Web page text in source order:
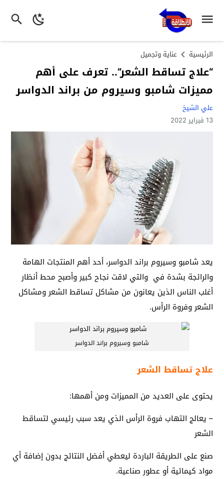
الرئيسية عناية وتجميل
“علاج تساقط الشعر”.. تعرف على أهم
مميزات شامبو وسيروم من براند الدواسر
علي الشيخ
13 فبراير 2022
يعد شامبو وسيروم براند الدواسر، أحد أهم المنتجات الهامة
والرائجة بشدة في والتي لاقت نجاح كبير وأصبح محط أنظار
أغلب الناس الذين يعانون من مشاكل تساقط الشعر ومشاكل
الشعر وفروة الرأس.
شامبو وسيروم براند الدواسر
علاج تساقط الشعر
يحتوى على العديد من المميزات ومن أهمها:
– يعالج التهاب فروة الرأس الذي يعد سبب رئيسي لتساقط
الشعر
صنع على الطريقة الباردة ليعطي أفضل النتائج بدون إضافة أي
مواد كيمائية أو عطور صناعية.